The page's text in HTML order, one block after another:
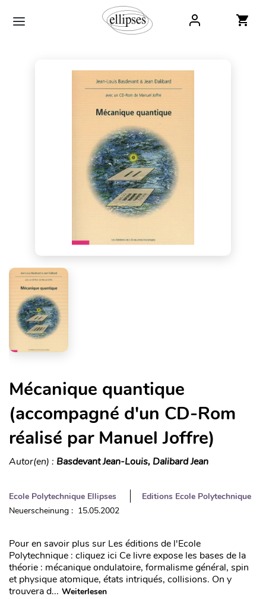
Mécanique quantique
(accompagné d'un CD-Rom
réalisé par Manuel Joffre)
Autor(en) : Basdevant Jean-Louis, Dalibard Jean
Ecole Polytechnique Ellipses
Editions Ecole Polytechnique
Neuerscheinung : 15.05.2002
Pour en savoir plus sur Les éditions de l'Ecole
Polytechnique : cliquez ici Ce livre expose les bases de la
théorie : mécanique ondulatoire, formalisme général, spin
et physique atomique, états intriqués, collisions. On y
trouvera d... Weiterlesen